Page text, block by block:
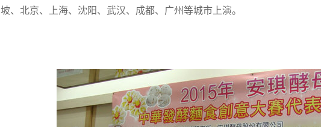
坡、北京、上海、沈阳、武汉、成都、广州等城市上演。